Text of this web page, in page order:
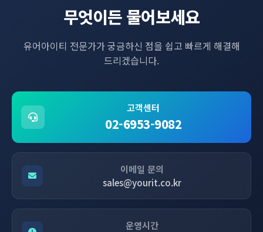
무엇이든 물어보세요
유어아이티 전문가가 궁금하신 점을 쉽고 빠르게 해결해
드리겠습니다.
고객센터
02-6953-9082
이메일 문의
sales@yourit.co.kr
운영시간